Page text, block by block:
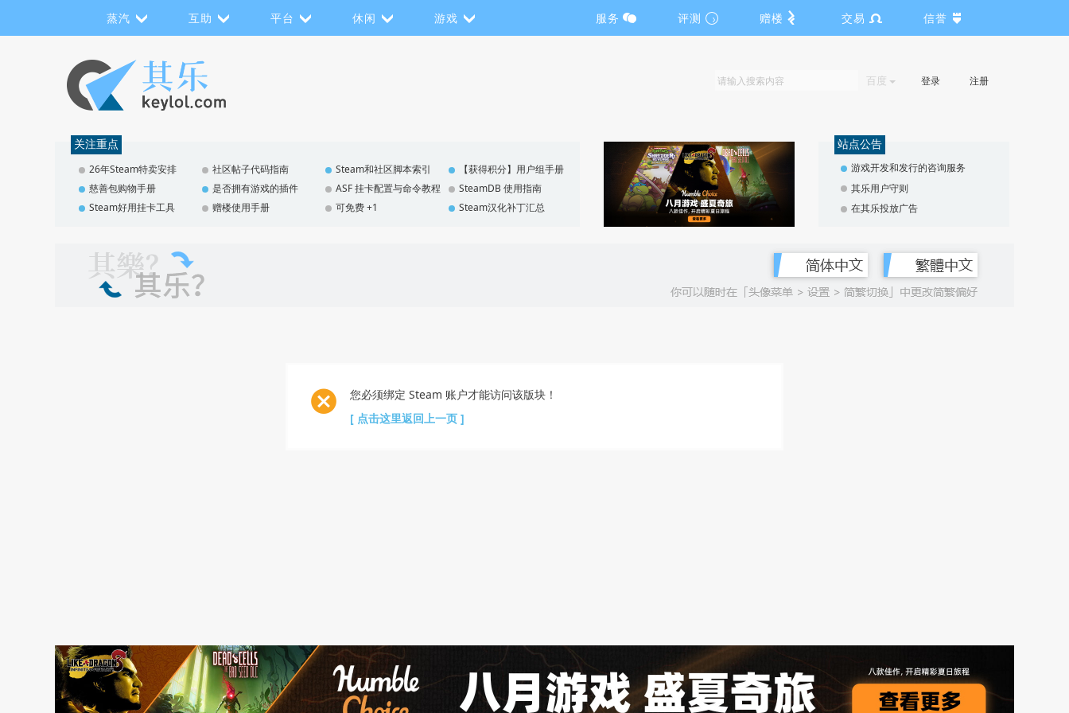
蒸汽 互助 平台 休闲 游戏 服务 评测 赠楼 交易 信誉
百度 登录 注册
关注重点
26年Steam特卖安排 社区帖子代码指南 Steam和社区脚本索引
【获得积分】用户组手册
慈善包购物手册
是否拥有游戏的插件 ASF 挂卡配置与命令教程
SteamDB 使用指南
Steam好用挂卡工具
赠楼使用手册 可免费 +1 Steam汉化补丁汇总
站点公告
游戏开发和发行的咨询服务
其乐用户守则
在其乐投放广告
您必须绑定 Steam 账户才能访问该版块！
[ 点击这里返回上一页 ]